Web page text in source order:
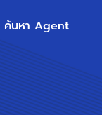
ค้นหา Agent